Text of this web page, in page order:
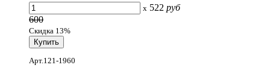
x 522 руб
600
Скидка 13%
Арт.121-1960